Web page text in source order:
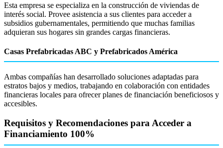
Esta empresa se especializa en la construcción de viviendas de
interés social. Provee asistencia a sus clientes para acceder a
subsidios gubernamentales, permitiendo que muchas familias
adquieran sus hogares sin grandes cargas financieras.
Casas Prefabricadas ABC y Prefabricados América
Ambas compañías han desarrollado soluciones adaptadas para
estratos bajos y medios, trabajando en colaboración con entidades
financieras locales para ofrecer planes de financiación beneficiosos y
accesibles.
Requisitos y Recomendaciones para Acceder a
Financiamiento 100%